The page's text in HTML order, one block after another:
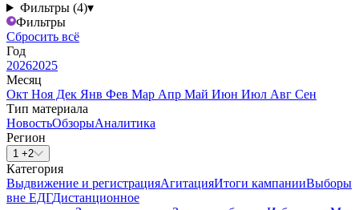
Фильтры (4)▾
Фильтры
Сбросить всё
Год
20262025
Месяц
Окт Ноя Дек Янв Фев Мар Апр Май Июн Июл Авг Сен
Тип материала
НовостьОбзорыАналитика
Регион
1 +2
Категория
Выдвижение и регистрацияАгитацияИтоги кампанииВыборы
вне ЕДГДистанционное